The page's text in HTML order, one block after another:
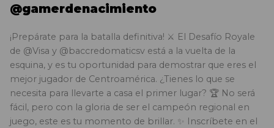
@gamerdenacimiento
¡Prepárate para la batalla definitiva! ⚔️ El Desafío Royale
de @Visa y @baccredomaticsv está a la vuelta de la
esquina, y es tu oportunidad para demostrar que eres el
mejor jugador de Centroamérica. ¿Tienes lo que se
necesita para llevarte a casa el primer lugar? 🏆 No será
fácil, pero con la gloria de ser el campeón regional en
juego, este es tu momento de brillar. ✨ Inscríbete en el